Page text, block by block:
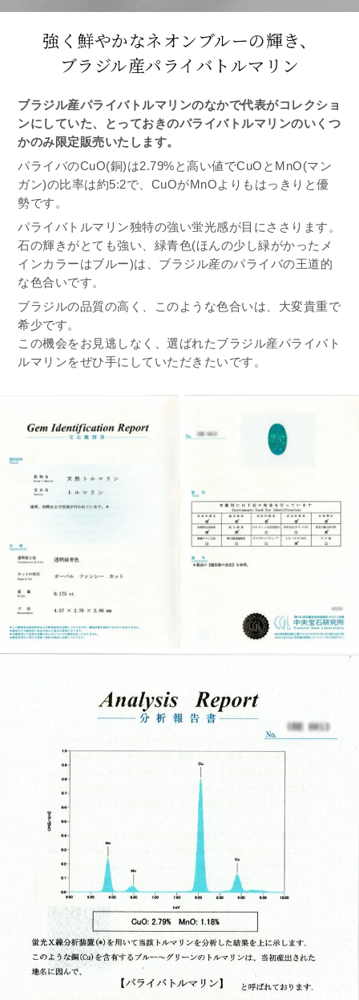
強く鮮やかなネオンブルーの輝き、
ブラジル産パライバトルマリン
ブラジル産パライバトルマリンのなかで代表がコレクショ
ンにしていた、とっておきのパライバトルマリンのいくつ
かのみ限定販売いたします。
パライバのCuO(銅)は2.79%と高い値でCuOとMnO(マン
ガン)の比率は約5:2で、CuOがMnOよりもはっきりと優
勢です。
パライバトルマリン独特の強い蛍光感が目にささります。
石の輝きがとても強い、緑青色(ほんの少し緑がかったメ
インカラーはブルー)は、ブラジル産のパライバの王道的
な色合いです。
ブラジルの品質の高く、このような色合いは、大変貴重で
希少です。
この機会をお見逃しなく、選ばれたブラジル産パライバト
ルマリンをぜひ手にしていただきたいです。